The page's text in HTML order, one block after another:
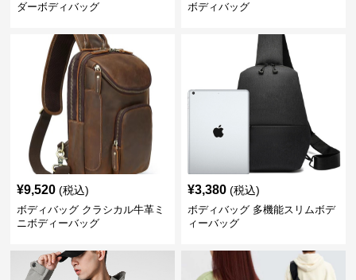
ダーボディバッグ
ボディバッグ
¥9,520 (税込)
ボディバッグ クラシカル牛革ミ
ニボディーバッグ
¥3,380 (税込)
ボディバッグ 多機能スリムボデ
ィーバッグ